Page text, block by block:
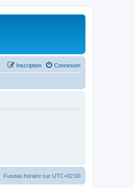
Connexion
Inscription
Fuseau horaire sur UTC+02:00